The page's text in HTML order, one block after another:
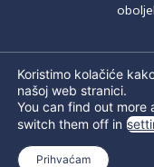
Koristimo kolačiće
našoj web stranici.
You can find out more
switch them off in
Prihvaćam